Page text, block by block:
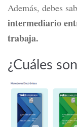
Además, debes
intermediario
trabaja.
¿Cuáles